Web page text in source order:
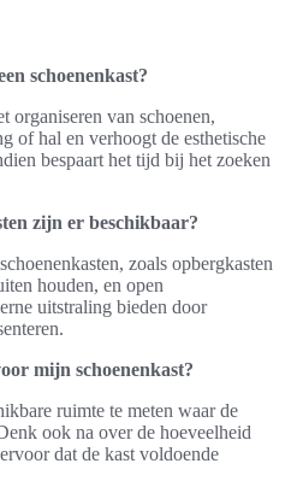
schoenenkast?
organiseren van schoenen,
of hal en verhoogt de esthetische
bespaart het tijd bij het zoeken
zijn er beschikbaar?
zoals opbergkasten
houden, en open
uitstraling bieden door
mijn schoenenkast?
ruimte te meten waar de
ook na over de hoeveelheid
dat de kast voldoende